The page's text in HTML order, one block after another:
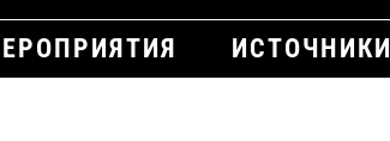
ИСТОЧНИКИ